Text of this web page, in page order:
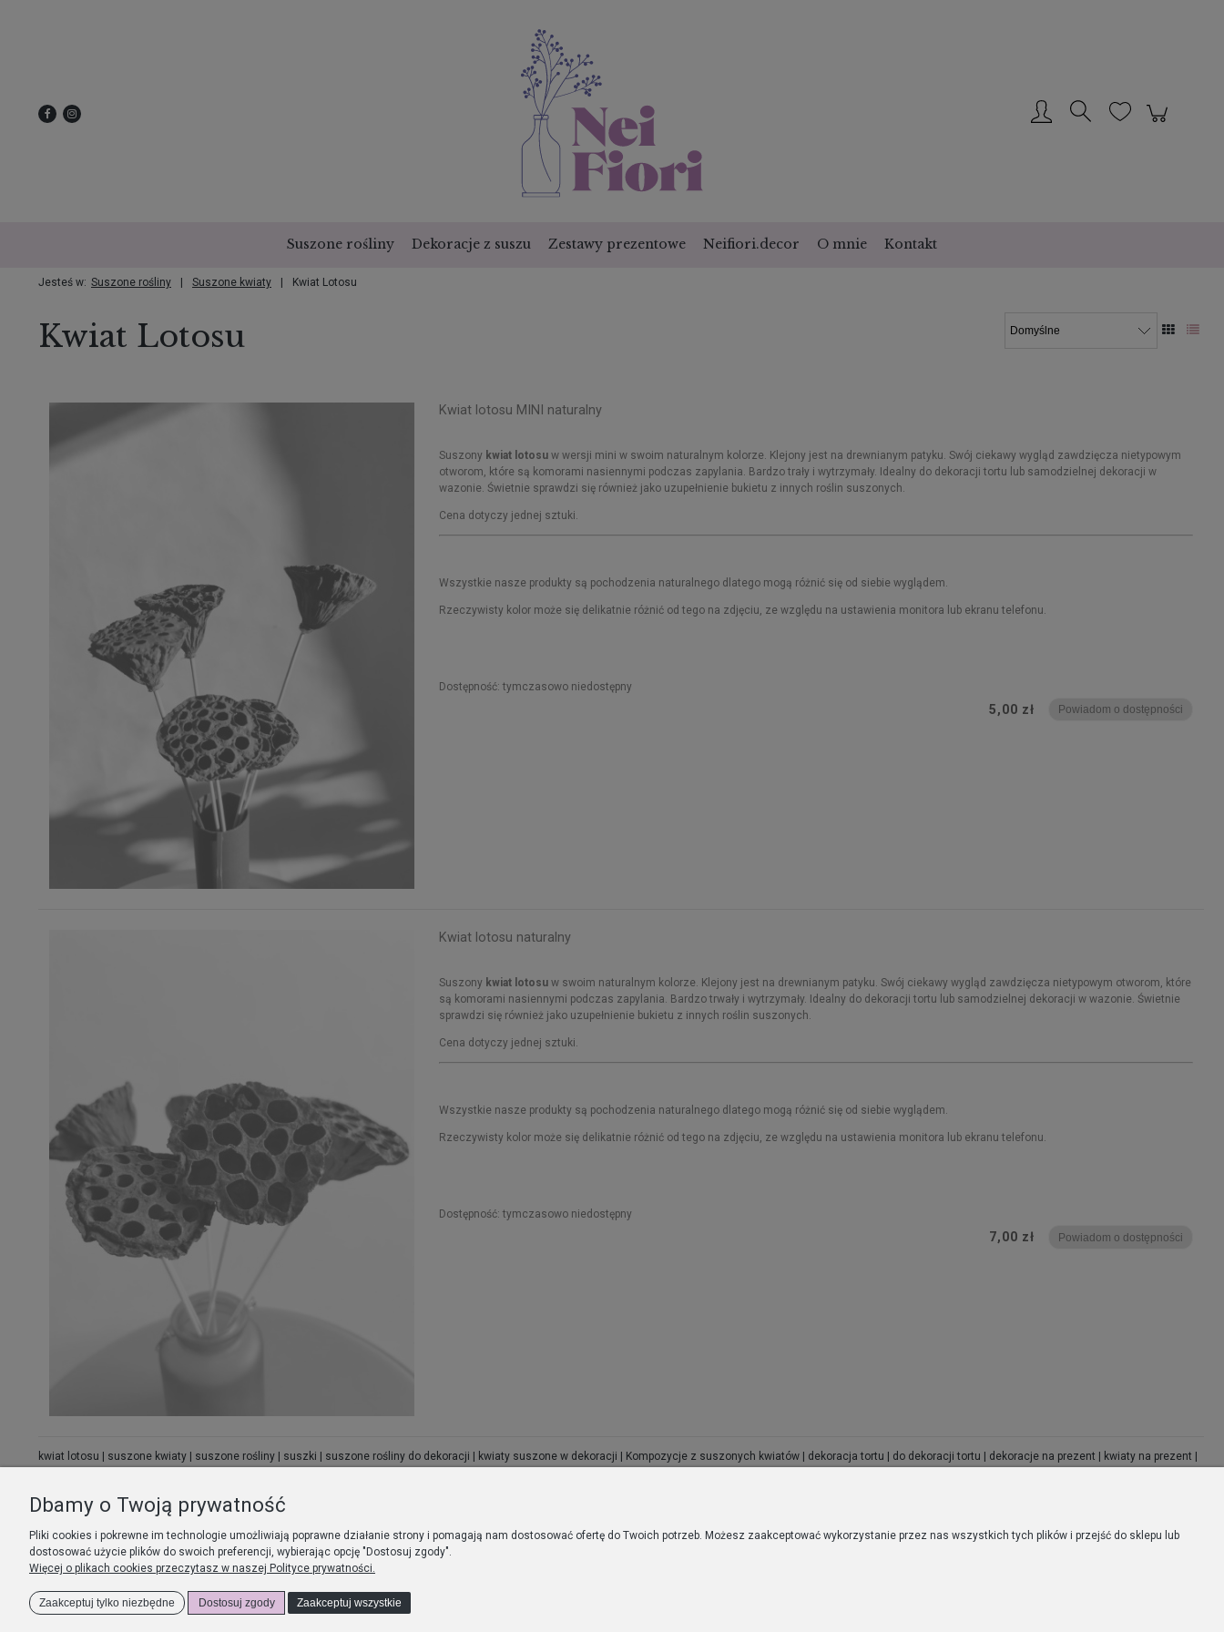
Suszone rośliny Dekoracje z suszu Zestawy prezentowe Neifiori.decor O mnie Kontakt
Jesteś w: Suszone rośliny Suszone kwiaty Kwiat Lotosu
Kwiat Lotosu
Kwiat lotosu MINI naturalny
Suszony kwiat lotosuw wersji mini w swoim naturalnym kolorze. Klejony jest na drewnianym patyku. Swój ciekawy wygląd zawdzięcza nietypowym
otworom, które są komorami nasiennymi podczas zapylania. Bardzo trały i wytrzymały. Idealny do dekoracji tortu lub samodzielnej dekoracji w
wazonie. Świetnie sprawdzi się również jako uzupełnienie bukietu z innych roślin suszonych.
Cena dotyczy jednej sztuki.
Wszystkie nasze produkty są pochodzenia naturalnego dlatego mogą różnić się od siebie wyglądem.
Rzeczywisty kolor może się delikatnie różnić od tego na zdjęciu, ze względu na ustawienia monitora lub ekranu telefonu.
Dostępność: tymczasowo niedostępny
5,00 zł Powiadom o dostępności
Kwiat lotosu naturalny
Suszony kwiat lotosuw swoim naturalnym kolorze. Klejony jest na drewnianym patyku. Swój ciekawy wygląd zawdzięcza nietypowym otworom, które
są komorami nasiennymi podczas zapylania. Bardzo trwały i wytrzymały. Idealny do dekoracji tortu lub samodzielnej dekoracji w wazonie. Świetnie
sprawdzi się również jako uzupełnienie bukietu z innych roślin suszonych.
Cena dotyczy jednej sztuki.
Wszystkie nasze produkty są pochodzenia naturalnego dlatego mogą różnić się od siebie wyglądem.
Rzeczywisty kolor może się delikatnie różnić od tego na zdjęciu, ze względu na ustawienia monitora lub ekranu telefonu.
Dostępność: tymczasowo niedostępny
7,00 zł Powiadom o dostępności
kwiat lotosu | suszone kwiaty | suszone rośliny | suszki | suszone rośliny do dekoracji | kwiaty suszone w dekoracji | Kompozycje z suszonych kwiatów | dekoracja tortu | do dekoracji tortu | dekoracje na prezent | kwiaty na prezent |
O NEI FIORI
O mnie
Kontakt
Blog
PŁATNOŚCI I DOSTAWA
Formy płatności
Dostawy
Czas realizacji zamówienia
POMOC I INFORMACJE MOJE KONTO
Dbamy o Twoją prywatność
Pliki cookies i pokrewne im technologie umożliwiają poprawne działanie strony i pomagają nam dostosować ofertę do Twoich potrzeb. Możesz zaakceptować wykorzystanie przez nas wszystkich tych plików i przejść do sklepu lub
dostosować użycie plików do swoich preferencji, wybierając opcję "Dostosuj zgody".
Więcej o plikach cookies przeczytasz w naszej Polityce prywatności.
Zaakceptuj tylko niezbędne Dostosuj zgody Zaakceptuj wszystkie